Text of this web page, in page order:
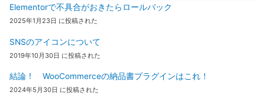
Elementorで不具合がおきたらロールバック
2025年1月23日 に投稿された
SNSのアイコンについて
2019年10月30日 に投稿された
結論！ WooCommerceの納品書プラグインはこれ！
2024年5月30日 に投稿された